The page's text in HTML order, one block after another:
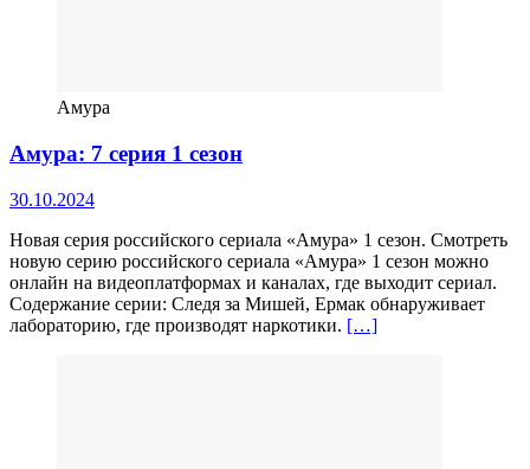
Амура
Амура: 7 серия 1 сезон
30.10.2024
Новая серия российского сериала «Амура» 1 сезон. Смотреть
новую серию российского сериала «Амура» 1 сезон можно
онлайн на видеоплатформах и каналах, где выходит сериал.
Содержание серии: Следя за Мишей, Ермак обнаруживает
лабораторию, где производят наркотики. […]